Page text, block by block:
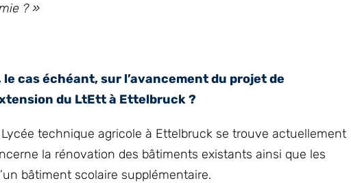
? »
cas échéant, sur l’avancement du projet de
du LtEtt à Ettelbruck ?
technique agricole à Ettelbruck se trouve actuellement
la rénovation des bâtiments existants ainsi que les
bâtiment scolaire supplémentaire.